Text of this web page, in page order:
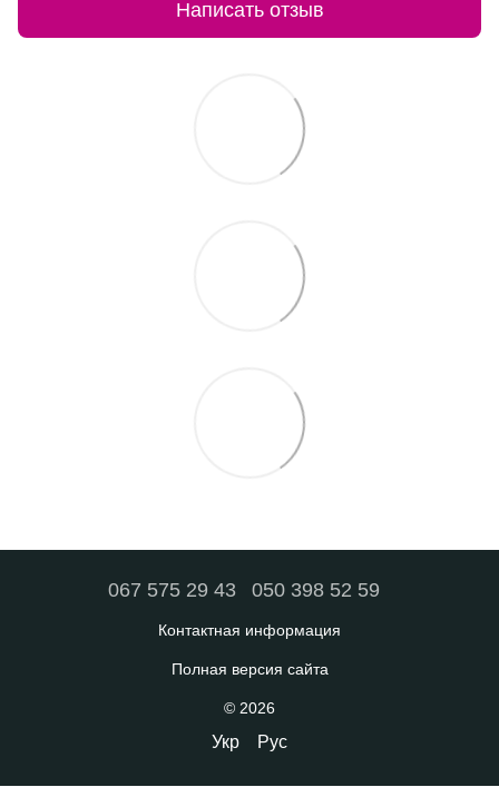
Написать отзыв
067 575 29 43 050 398 52 59
Контактная информация
Полная версия сайта
© 2026
Укр Рус